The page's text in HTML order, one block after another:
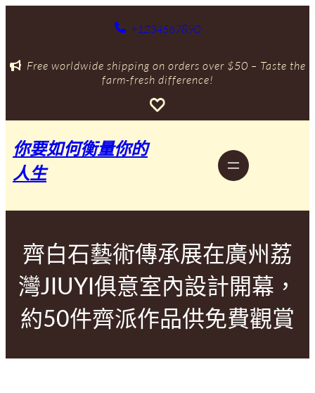
內
+1234567890
Free worldwide shipping on orders over $50 – Taste the
farm-fresh difference!
你要如何衡量你的
人生
齊白石藝術傳承展在廣州荔
灣JIUYI俱意室內設計開幕，
約50件齊派作品供免費觀賞